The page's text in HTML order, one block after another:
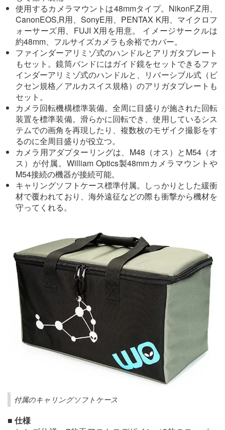
使用するカメラマウントは48mmタイプ。NikonF,Z用、
CanonEOS,R用、SonyE用、PENTAX K用、マイクロフ
ォーサーズ用、FUJI X用を用意。 イメージサークルは
約48mm、フルサイズカメラも余裕でカバー。
ファインダーアリミゾ式のハンドルとアリガタプレート
もセット。鏡筒バンドにはガイド鏡をセットできるファ
インダーアリミゾ式のハンドルと、リバーシブル式（ビ
クセン規格／アルカスイス規格）のアリガタプレートも
セット。
カメラ回転機構標準装備。全周に目盛りが施された回転
装置を標準装備。滑らかに回転でき、使用しているシス
テムでの画角を再現したり、複数枚のモザイク撮影をす
るのに全周目盛りが役立つ。
カメラ用アダプターリングは、M48（オス）とM54（オ
ス）が付属。William Optics製48mmカメラマウントや
M54接続の機器が接続可能。
キャリングソフトケース標準付属。しっかりとした緩衝
材で覆われており、海外遠征などの際も衝撃から機材を
守ってくれる。
付属のキャリングソフトケース
■ 仕様